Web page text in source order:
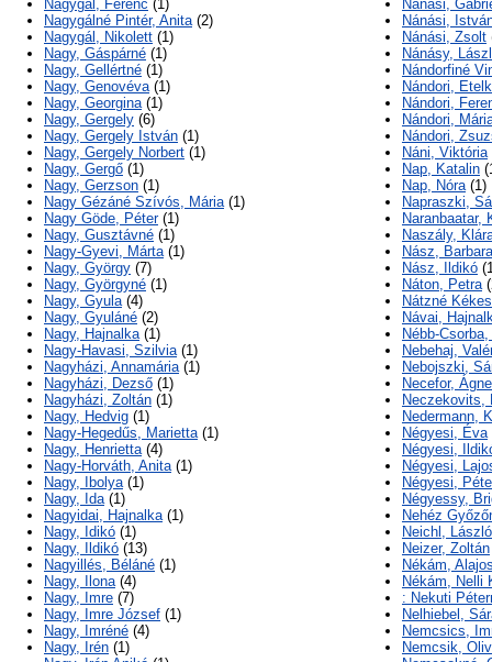
Nagygál, Ferenc (1)
Nagygálné Pintér, Anita(2)
Nagygál, Nikolett (1)
Nagy, Gáspárné (1)
Nagy, Gellértné (1)
Nagy, Genovéva(1)
Nagy, Georgina(1)
Nagy, Gergely (6)
Nagy, Gergely István (1)
Nagy, Gergely Norbert (1)
Nagy, Gergő (1)
Nagy, Gerzson (1)
Nagy Gézáné Szívós, Mária(1)
Nagy Göde, Péter(1)
Nagy, Gusztávné (1)
Nagy-Gyevi, Márta(1)
Nagy, György (7)
Nagy, Györgyné (1)
Nagy, Gyula(4)
Nagy, Gyuláné (2)
Nagy, Hajnalka(1)
Nagy-Havasi, Szilvia(1)
Nagyházi, Annamária(1)
Nagyházi, Dezső (1)
Nagyházi, Zoltán (1)
Nagy, Hedvig (1)
Nagy-Hegedűs, Marietta(1)
Nagy, Henrietta(4)
Nagy-Horváth, Anita(1)
Nagy, Ibolya(1)
Nagy, Ida(1)
Nagyidai, Hajnalka(1)
Nagy, Idikó (1)
Nagy, Ildikó (13)
Nagyillés, Béláné (1)
Nagy, Ilona(4)
Nagy, Imre (7)
Nagy, Imre József (1)
Nagy, Imréné (4)
Nagy, Irén (1)
Nánási,
Nánási,
Nánási, Zsolt
Nánásy,
Nándorfiné
Nándori,
Nándori,
Nándori,
Nándori,
Náni, Viktória
Nap, Katalin
Nap, Nóra(1)
Napraszki,
Naranbaatar,
Naszály,
Nász, Barbara
Nász, Ildikó
Náton, Petra
Nátzné
Návai,
Nébb-
Nebehaj,
Nebojszki,
Necefor,
Neczekovits,
Nedermann,
Négyesi, Éva
Négyesi,
Négyesi,
Négyesi,
Négyessy,
Nehéz
Neichl,
Neizer, Zoltán
Nékám,
Nékám, Nelli
: Nekuti
Nelhiebel,
Nemcsics,
Nemcsik,